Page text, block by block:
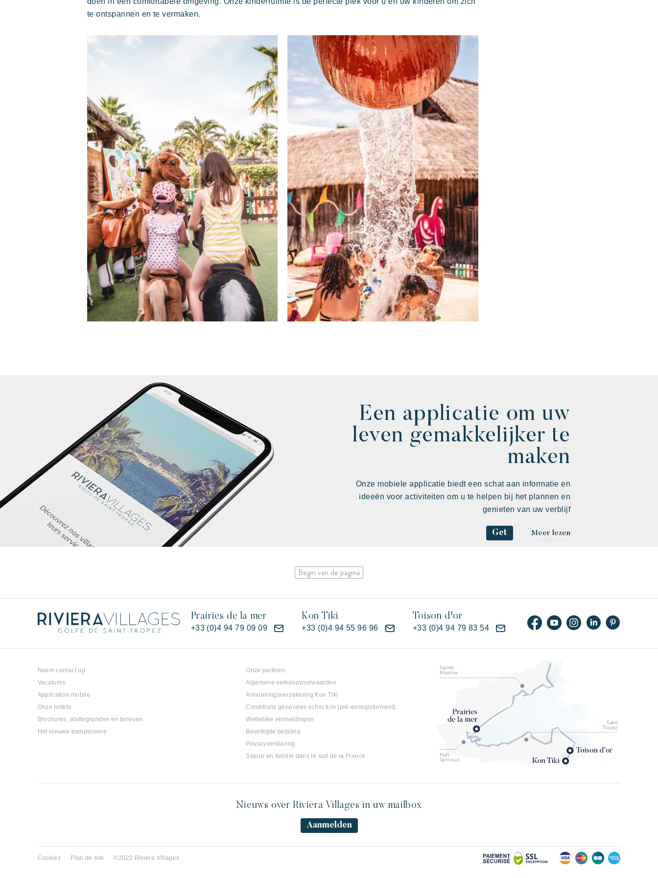
een uitzonderlijke locatie.
Een idyllische omgeving direct gelegen
aan het beroemde strand van Pampelonne
Een wild en kleurrijk paradijs
te ontspannen en te vermaken.
Een applicatie om uw
leven gemakkelijker te
maken
Onze mobiele applicatie biedt een schat aan informatie en
ideeën voor activiteiten om u te helpen bij het plannen en
genieten van uw verblijf
Get Meer lezen
Begin van de pagina
Prairies de la mer
+33 (0)4 94 79 09 09
Kon Tiki
+33 (0)4 94 55 96 96
Toison d'or
+33 (0)4 94 79 83 54
Neem contact op
Vacatures
Application mobile
Onze hotels
Brochures, plattegronden en tarieven
Het nieuwe pampelonne
Onze partners
Algemene verkoopvoorwaarden
Annuleringsverzekering Kon Tiki
Conditions générales echeck-in (pré-enregistrement)
Wettelijke vermeldingen
Beveiligde betaling
Privacyverklaring
Séjour en famille dans le sud de la France
Nieuws over Riviera Villages in uw mailbox
Aanmelden
Cookies Plan de site ©2022 Riviera Villages